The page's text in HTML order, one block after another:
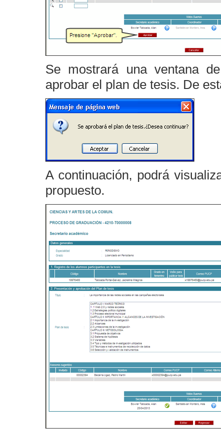
Se mostrará una ventana
aprobar el plan de tesis. De
A continuación, podrá
propuesto.